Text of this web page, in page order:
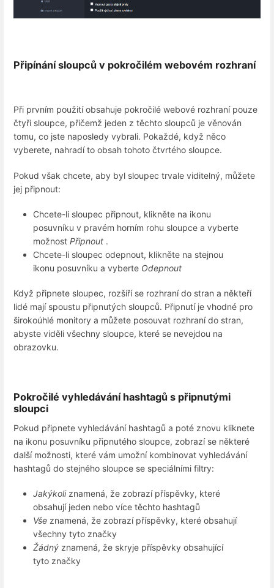
Připínání sloupců v pokročilém webovém rozhraní
Při prvním použití obsahuje pokročilé webové rozhraní pouze
čtyři sloupce, přičemž jeden z těchto sloupců je věnován
tomu, co jste naposledy vybrali. Pokaždé, když něco
vyberete, nahradí to obsah tohoto čtvrtého sloupce.
Pokud však chcete, aby byl sloupec trvale viditelný, můžete
jej připnout:
Chcete-li sloupec připnout, klikněte na ikonu
posuvníku v pravém horním rohu sloupce a vyberte
možnost Připnout .
Chcete-li sloupec odepnout, klikněte na stejnou
ikonu posuvníku a vyberte Odepnout
Když připnete sloupec, rozšíří se rozhraní do stran a někteří
lidé mají spoustu připnutých sloupců. Připnutí je vhodné pro
širokoúhlé monitory a můžete posouvat rozhraní do stran,
abyste viděli všechny sloupce, které se nevejdou na
obrazovku.
Pokročilé vyhledávání hashtagů s připnutými
sloupci
Pokud připnete vyhledávání hashtagů a poté znovu kliknete
na ikonu posuvníku připnutého sloupce, zobrazí se některé
další možnosti, které vám umožní kombinovat vyhledávání
hashtagů do stejného sloupce se speciálními filtry:
Jakýkoli znamená, že zobrazí příspěvky, které
obsahují jeden nebo více těchto hashtagů
Vše znamená, že zobrazí příspěvky, které obsahují
všechny tyto značky
Žádný znamená, že skryje příspěvky obsahující
tyto značky